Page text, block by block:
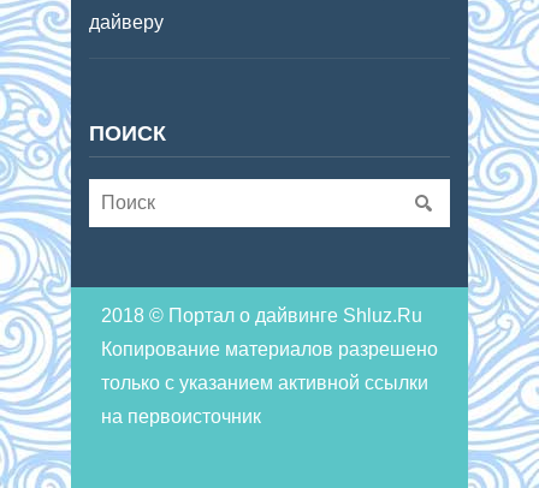
дайверу
ПОИСК
2018 © Портал о дайвинге Shluz.Ru
Копирование материалов разрешено
только с указанием активной ссылки
на первоисточник